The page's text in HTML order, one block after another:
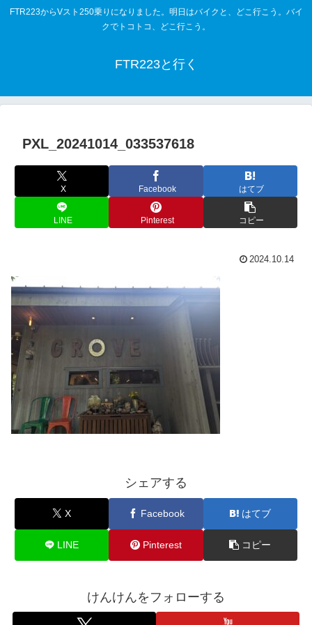
FTR223からVスト250乗りになりました。明日はバイクと、どこ行こう。バイ
クでトコトコ、どこ行こう。
FTR223と行く
PXL_20241014_033537618
X Facebook はてブ
LINE Pinterest コピー
2024.10.14
シェアする
X Facebook はてブ
LINE Pinterest コピー
けんけんをフォローする